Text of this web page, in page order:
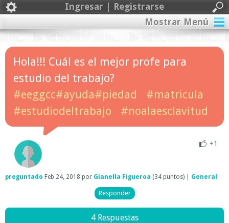
Ingresar | Registrarse
Mostrar Menú
Hola!!! Cuál es el mejor profe para
estudio del trabajo?
#eeggcc#ayuda#piedad
#matricula
#estudiodeltrabajo
#noalaesclavitud
+1
preguntado Feb 24, 2018 por Gianella Figueroa (34 puntos) General
4 Respuestas